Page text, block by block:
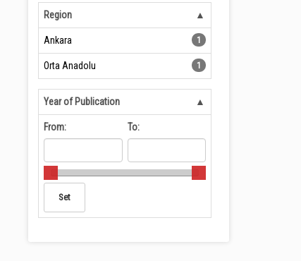
Region
Ankara 1
Orta Anadolu 1
Year of Publication
From: To: